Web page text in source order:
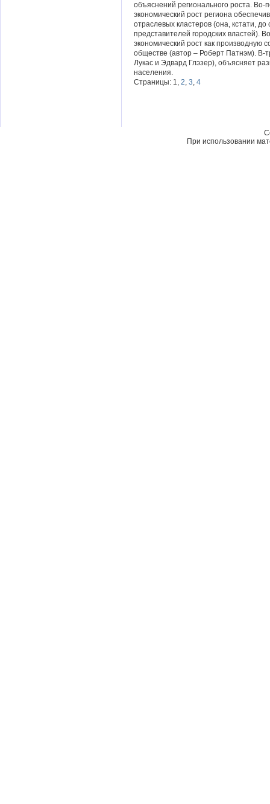
объяснений регионального роста. Во-
экономический рост региона
отраслевых кластеров (она, кстати,
представителей городских властей).
экономический рост как производную
обществе (автор – Роберт Патнэм). В-
Лукас и Эдвард Глэзер), объясняет
населения.
Страницы: 1, 2, 3, 4
При использовании